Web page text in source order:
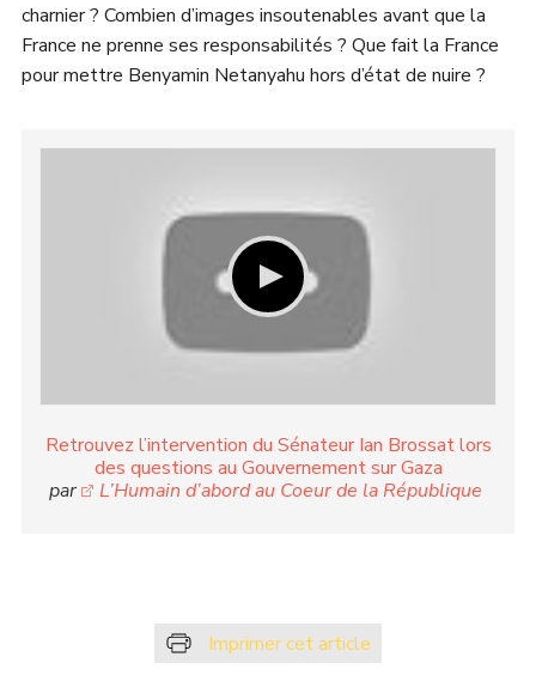
charnier ? Combien d’images insoutenables avant que la
France ne prenne ses responsabilités ? Que fait la France
pour mettre Benyamin Netanyahu hors d’état de nuire ?
Retrouvez l’intervention du Sénateur Ian Brossat lors
des questions au Gouvernement sur Gaza
par
L’Humain d’abord au Coeur de la République
Imprimer cet article